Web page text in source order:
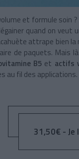
et formule soin ?
quand on veut
attrape bien
de paquets. Mais
B5et actifs
au fil des
31,50€ - Je